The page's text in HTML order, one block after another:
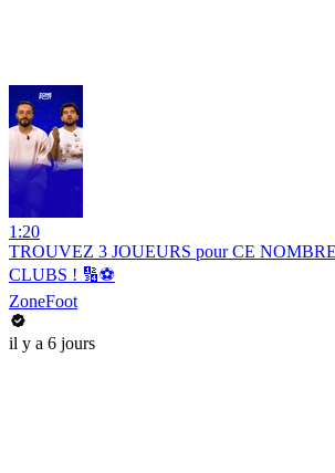
1:20
TROUVEZ 3 JOUEURS pour CE
CLUBS ! 🔢⚽️
ZoneFoot
il y a 6 jours